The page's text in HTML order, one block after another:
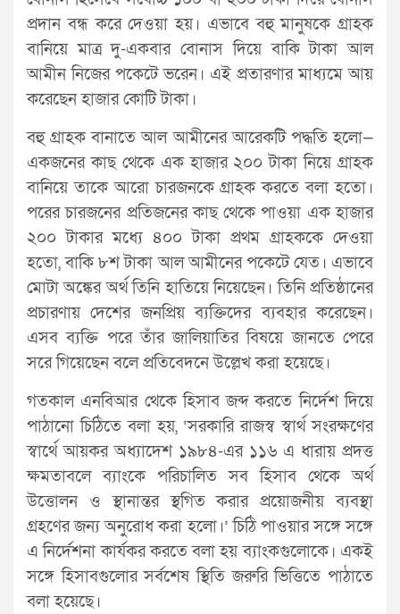
প্রদান বন্ধ করে দেওয়া হয়। এভাবে বহু মানুষকে গ্রাহক
বানিয়ে মাত্র দু-একবার বোনাস দিয়ে বাকি টাকা আল
আমীন নিজের পকেটে ভরেন। এই প্রতারণার মাধ্যমে আয়
করেছেন হাজার কোটি টাকা।
বহু গ্রাহক বানাতে আল আমীনের আরেকটি পদ্ধতি হলো—
একজনের কাছ থেকে এক হাজার ২০০ টাকা নিয়ে গ্রাহক
বানিয়ে তাকে আরো চারজনকে গ্রাহক করতে বলা হতো।
পরের চারজনের প্রতিজনের কাছ থেকে পাওয়া এক হাজার
২০০ টাকার মধ্যে ৪০০ টাকা প্রথম গ্রাহককে দেওয়া
হতো, বাকি ৮শ টাকা আল আমীনের পকেটে যেত। এভাবে
মোটা অঙ্কের অর্থ তিনি হাতিয়ে নিয়েছেন। তিনি প্রতিষ্ঠানের
প্রচারণায় দেশের জনপ্রিয় ব্যক্তিদের ব্যবহার করেছেন।
এসব ব্যক্তি পরে তাঁর জালিয়াতির বিষয়ে জানতে পেরে
সরে গিয়েছেন বলে প্রতিবেদনে উল্লেখ করা হয়েছে।
গতকাল এনবিআর থেকে হিসাব জব্দ করতে নির্দেশ দিয়ে
পাঠানো চিঠিতে বলা হয়, ‘সরকারি রাজস্ব স্বার্থ সংরক্ষণের
স্বার্থে আয়কর অধ্যাদেশ ১৯৮৪-এর ১১৬ এ ধারায় প্রদত্ত
ক্ষমতাবলে ব্যাংকে পরিচালিত সব হিসাব থেকে অর্থ
উত্তোলন ও স্থানান্তর স্থগিত করার প্রয়োজনীয় ব্যবস্থা
গ্রহণের জন্য অনুরোধ করা হলো।’ চিঠি পাওয়ার সঙ্গে সঙ্গে
এ নির্দেশনা কার্যকর করতে বলা হয় ব্যাংকগুলোকে। একই
সঙ্গে হিসাবগুলোর সর্বশেষ স্থিতি জরুরি ভিত্তিতে পাঠাতে
বলা হয়েছে।